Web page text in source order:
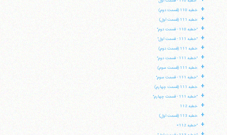
+ خطبه 110 (قسمت دوم)
+ خطبه 111 (قسمت اول)
+ "خطبه 110 - قسمت دوم"
+ "خطبه 111 - قسمت اول"
+ خطبه 111 (قسمت دوم)
+ "خطبه 111 - قسمت دوم"
+ خطبه 111 (قسمت سوم)
+ "خطبه 111 - قسمت سوم"
+ خطبه 111 (قسمت چهارم)
+ "خطبه 111 - قسمت چهارم"
+ خطبه 112
+ خطبه 113 (قسمت اول)
+ "خطبه 112»